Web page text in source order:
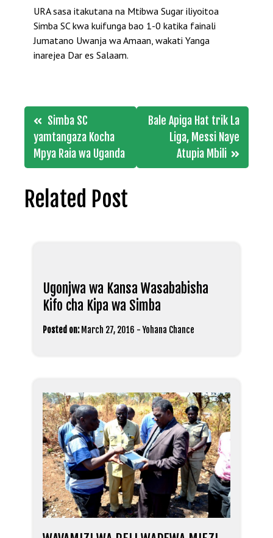
URA sasa itakutana na Mtibwa Sugar iliyoitoa
Simba SC kwa kuifunga bao 1-0 katika fainali
Jumatano Uwanja wa Amaan, wakati Yanga
inarejea Dar es Salaam.
Post
navigation
Simba SC
yamtangaza Kocha
Mpya Raia wa Uganda
Bale Apiga Hat trik La
Liga, Messi Naye
Atupia Mbili
Related Post
Ugonjwa wa Kansa Wasababisha
Kifo cha Kipa wa Simba
Posted on: March 27, 2016 -Yohana Chance